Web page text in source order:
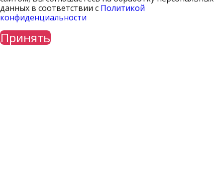
данных в соответствии с Политикой
конфиденциальности
Принять